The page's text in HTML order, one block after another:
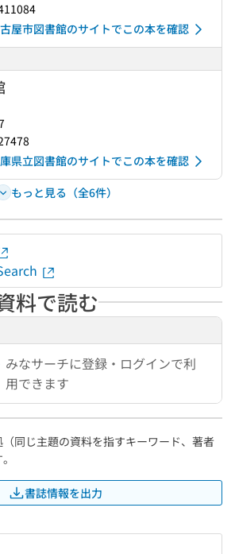
屋市図書館のサイトでこの本を確認
県立図書館のサイトでこの本を確認
もっと見る（全6件）
料で読む
みなサーチに登録・ログインで利
用できます
同じ主題の資料を指すキーワード、著者
書誌情報を出力